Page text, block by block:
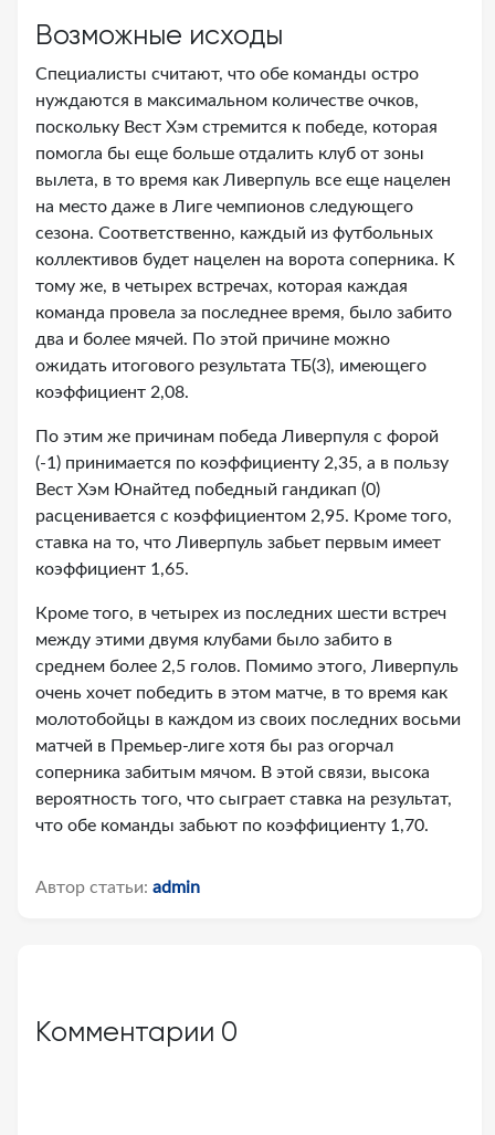
Возможные исходы
Специалисты считают, что обе команды остро
нуждаются в максимальном количестве очков,
поскольку Вест Хэм стремится к победе, которая
помогла бы еще больше отдалить клуб от зоны
вылета, в то время как Ливерпуль все еще нацелен
на место даже в Лиге чемпионов следующего
сезона. Соответственно, каждый из футбольных
коллективов будет нацелен на ворота соперника. К
тому же, в четырех встречах, которая каждая
команда провела за последнее время, было забито
два и более мячей. По этой причине можно
ожидать итогового результата ТБ(3), имеющего
коэффициент 2,08.
По этим же причинам победа Ливерпуля с форой
(-1) принимается по коэффициенту 2,35, а в пользу
Вест Хэм Юнайтед победный гандикап (0)
расценивается с коэффициентом 2,95. Кроме того,
ставка на то, что Ливерпуль забьет первым имеет
коэффициент 1,65.
Кроме того, в четырех из последних шести встреч
между этими двумя клубами было забито в
среднем более 2,5 голов. Помимо этого, Ливерпуль
очень хочет победить в этом матче, в то время как
молотобойцы в каждом из своих последних восьми
матчей в Премьер-лиге хотя бы раз огорчал
соперника забитым мячом. В этой связи, высока
вероятность того, что сыграет ставка на результат,
что обе команды забьют по коэффициенту 1,70.
Автор статьи: admin
Комментарии 0